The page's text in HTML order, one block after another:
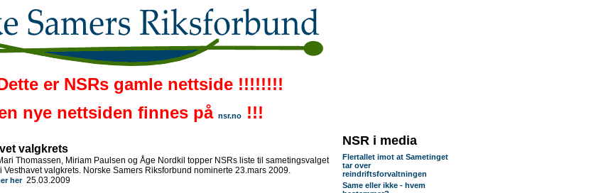
er NSRs gamle nettside !!!!!!!!
nye nettsiden finnes på nsr.no !!!
valgkrets
Thomassen, Miriam Paulsen og Åge Nordkil topper NSRs liste til sametingsvalget
Vesthavet valgkrets. Norske Samers Riksforbund nominerte 23.mars 2009.
her25.03.2009
NSR i media
Flertallet imot at Sametinget
tar over
reindriftsforvaltningen
Same eller ikke - hvem